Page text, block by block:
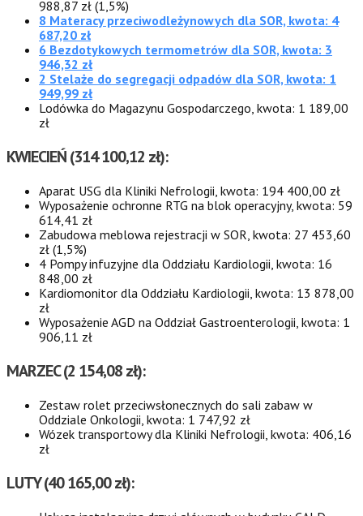
988,87 zł (1,5%)
8 Materacy przeciwodleżynowych dla SOR, kwota: 4
687,20 zł
6 Bezdotykowych termometrów dla SOR, kwota: 3
946,32 zł
2 Stelaże do segregacji odpadów dla SOR, kwota: 1
949,99 zł
Lodówka do Magazynu Gospodarczego, kwota: 1 189,00
zł
KWIECIEŃ (314 100,12 zł):
Aparat USG dla Kliniki Nefrologii, kwota: 194 400,00 zł
Wyposażenie ochronne RTG na blok operacyjny, kwota: 59
614,41 zł
Zabudowa meblowa rejestracji w SOR, kwota: 27 453,60
zł (1,5%)
4 Pompy infuzyjne dla Oddziału Kardiologii, kwota: 16
848,00 zł
Kardiomonitor dla Oddziału Kardiologii, kwota: 13 878,00
zł
Wyposażenie AGD na Oddział Gastroenterologii, kwota: 1
906,11 zł
MARZEC (2 154,08 zł):
Zestaw rolet przeciwsłonecznych do sali zabaw w
Oddziale Onkologii, kwota: 1 747,92 zł
Wózek transportowy dla Kliniki Nefrologii, kwota: 406,16
zł
LUTY (40 165,00 zł):